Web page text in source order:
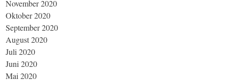
November 2020
Oktober 2020
September 2020
August 2020
Juli 2020
Juni 2020
Mai 2020